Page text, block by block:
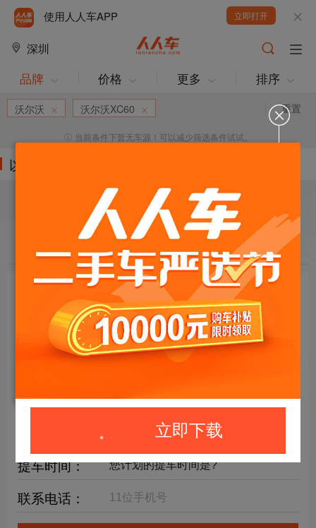
使用人人车APP 立即打开
深圳
立即下载
品牌 价格 更多 排序
重置
沃尔沃 沃尔沃XC60
当前条件下暂无车源！可以减少筛选条件试试。
以下车源的筛选条件为:
目标车辆： 请选择欲购车辆
年限要求：
购车预算：
详细要求：
提车时间：
联系电话：